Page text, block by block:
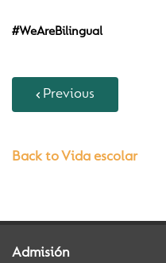
#WeAreBilingual
Previous
Back to Vida escolar
Admisión